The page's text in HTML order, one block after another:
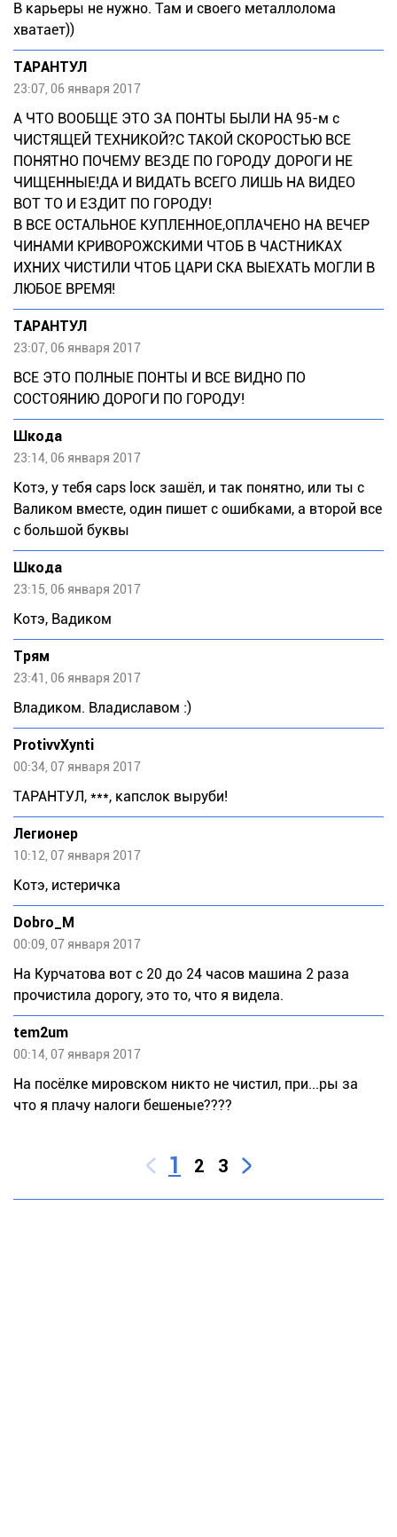
В карьеры не нужно. Там и своего металлолома
хватает))
ТАРАНТУЛ
23:07, 06 января 2017
А ЧТО ВООБЩЕ ЭТО ЗА ПОНТЫ БЫЛИ НА 95-м с
ЧИСТЯЩЕЙ ТЕХНИКОЙ?С ТАКОЙ СКОРОСТЬЮ ВСЕ
ПОНЯТНО ПОЧЕМУ ВЕЗДЕ ПО ГОРОДУ ДОРОГИ НЕ
ЧИЩЕННЫЕ!ДА И ВИДАТЬ ВСЕГО ЛИШЬ НА ВИДЕО
ВОТ ТО И ЕЗДИТ ПО ГОРОДУ!
В ВСЕ ОСТАЛЬНОЕ КУПЛЕННОЕ,ОПЛАЧЕНО НА ВЕЧЕР
ЧИНАМИ КРИВОРОЖСКИМИ ЧТОБ В ЧАСТНИКАХ
ИХНИХ ЧИСТИЛИ ЧТОБ ЦАРИ СКА ВЫЕХАТЬ МОГЛИ В
ЛЮБОЕ ВРЕМЯ!
ТАРАНТУЛ
23:07, 06 января 2017
ВСЕ ЭТО ПОЛНЫЕ ПОНТЫ И ВСЕ ВИДНО ПО
СОСТОЯНИЮ ДОРОГИ ПО ГОРОДУ!
Шкода
23:14, 06 января 2017
Котэ, у тебя саps lоск зашёл, и так понятно, или ты с
Валиком вместе, один пишет с ошибками, а второй все
с большой буквы
Шкода
23:15, 06 января 2017
Котэ, Вадиком
Трям
23:41, 06 января 2017
Владиком. Владиславом :)
ProtivvXynti
00:34, 07 января 2017
ТАРАНТУЛ, ***, капслок выруби!
Легионер
10:12, 07 января 2017
Котэ, истеричка
Dobro_M
00:09, 07 января 2017
На Курчатова вот с 20 до 24 часов машина 2 раза
прочистила дорогу, это то, что я видела.
tem2um
00:14, 07 января 2017
На посёлке мировском никто не чистил, при...ры за
что я плачу налоги бешеные????
1 2 3